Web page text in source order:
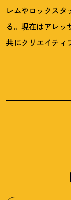
レムやロックス
る。現在はアレッ
共にクリエイティ